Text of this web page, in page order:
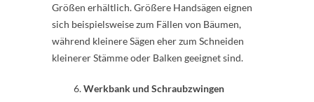
Größen erhältlich. Größere Handsägen eignen
sich beispielsweise zum Fällen von Bäumen,
während kleinere Sägen eher zum Schneiden
kleinerer Stämme oder Balken geeignet sind.
Werkbank und Schraubzwingen